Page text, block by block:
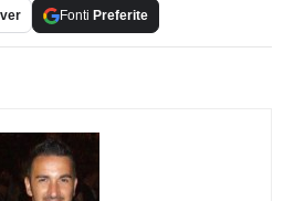
Fonti Preferite